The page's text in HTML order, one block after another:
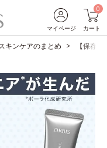
マイページ
0
カート
キンケアのまとめ 【保存